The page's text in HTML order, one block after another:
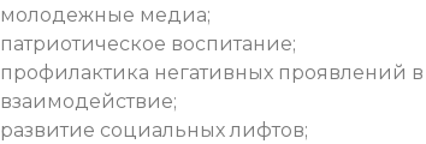
молодежные медиа;
патриотическое воспитание;
профилактика негативных
взаимодействие;
развитие социальных лифтов;